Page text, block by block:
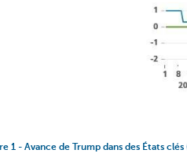
1 - Avance de Trump dans des États